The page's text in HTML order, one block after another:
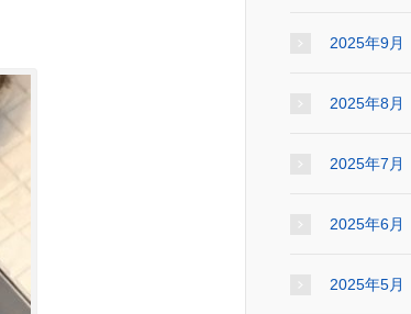
2025年9月
2025年8月
2025年7月
2025年6月
2025年5月